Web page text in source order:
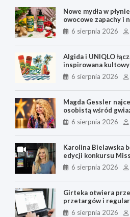
Nowe mydła w
owocowe zapachy i
6 sierpnia 2026
Algida i UNIQLO
inspirowana
6 sierpnia
6 sierpnia 2026
Magda Gessler
osobistą wśród
6 sierpnia 2026
Karolina Bielawska
edycji konkursu
Przyjrzy się
uczestniczek
6 sierpnia 2026
Girteka otwiera
przetargów i
6 sierpnia 2026